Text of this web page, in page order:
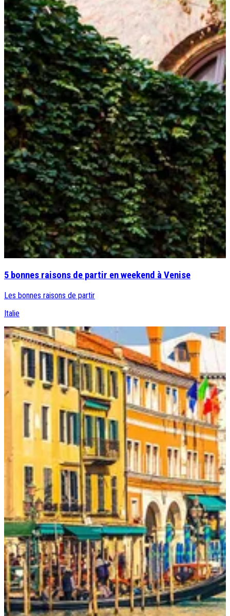
5 bonnes raisons de partir en weekend à Venise
Les bonnes raisons de partir
Italie